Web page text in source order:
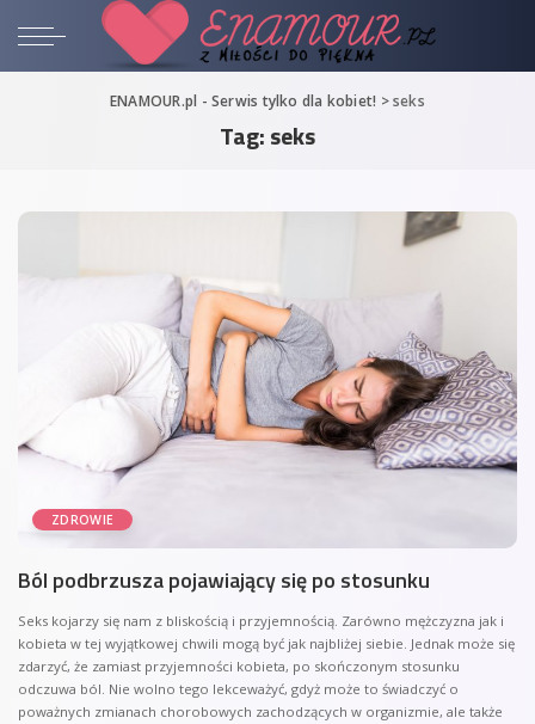
ENAMOUR.pl - Serwis tylko dla kobiet! >seks
Tag:seks
ZDROWIE
Ból podbrzusza pojawiający się po stosunku
Seks kojarzy się nam z bliskością i przyjemnością. Zarówno mężczyzna jak i
kobieta w tej wyjątkowej chwili mogą być jak najbliżej siebie. Jednak może się
zdarzyć, że zamiast przyjemności kobieta, po skończonym stosunku
odczuwa ból. Nie wolno tego lekceważyć, gdyż może to świadczyć o
poważnych zmianach chorobowych zachodzących w organizmie, ale także